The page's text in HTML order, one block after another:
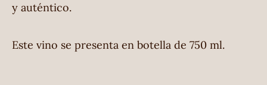
y auténtico.
Este vino se presenta en botella de 750 ml.